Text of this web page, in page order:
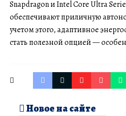
Snapdragon и Intel Core Ultra
обеспечивают приличную
учетом этого, адаптивное
стать полезной опцией —
Новое на сайте